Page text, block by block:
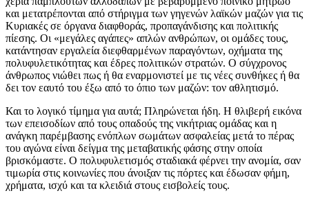
και μετατρέπονται από στήριγμα των γηγενών λαϊκών μαζών για τις
Κυριακές σε όργανα διαφθοράς, προπαγάνδισης και πολιτικής
πίεσης. Οι «μεγάλες αγάπες» απλών ανθρώπων, οι ομάδες τους,
κατάντησαν εργαλεία διεφθαρμένων παραγόντων, οχήματα της
πολυφυλετικότητας και έδρες πολιτικών στρατών. Ο σύγχρονος
άνθρωπος νιώθει πως ή θα εναρμονιστεί με τις νέες συνθήκες ή θα
δει τον εαυτό του έξω από το όπιο των μαζών: τον αθλητισμό.
Και το λογικό τίμημα για αυτά; Πληρώνεται ήδη. Η θλιβερή εικόνα
των επεισοδίων από τους οπαδούς της νικήτριας ομάδας και η
ανάγκη παρέμβασης ενόπλων σωμάτων ασφαλείας μετά το πέρας
του αγώνα είναι δείγμα της μεταβατικής φάσης στην οποία
βρισκόμαστε. Ο πολυφυλετισμός σταδιακά φέρνει την ανομία, σαν
τιμωρία στις κοινωνίες που άνοιξαν τις πόρτες και έδωσαν φήμη,
χρήματα, ισχύ και τα κλειδιά στους εισβολείς τους.